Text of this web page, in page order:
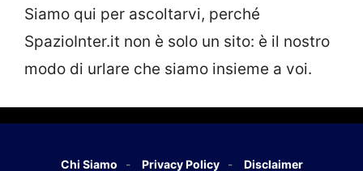
Siamo qui per ascoltarvi, perché
SpazioInter.it non è solo un sito: è il nostro
modo di urlare che siamo insieme a voi.
Chi Siamo Privacy Policy Disclaimer